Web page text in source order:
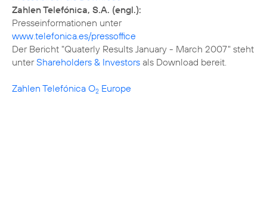
Zahlen Telefónica, S.A. (engl.):
www.telefonica.es/pressoffice
Der Bericht "Quaterly Results January - March 2007" steht
unterShareholders & Investors als Download bereit.
Zahlen Telefónica O2 Europe